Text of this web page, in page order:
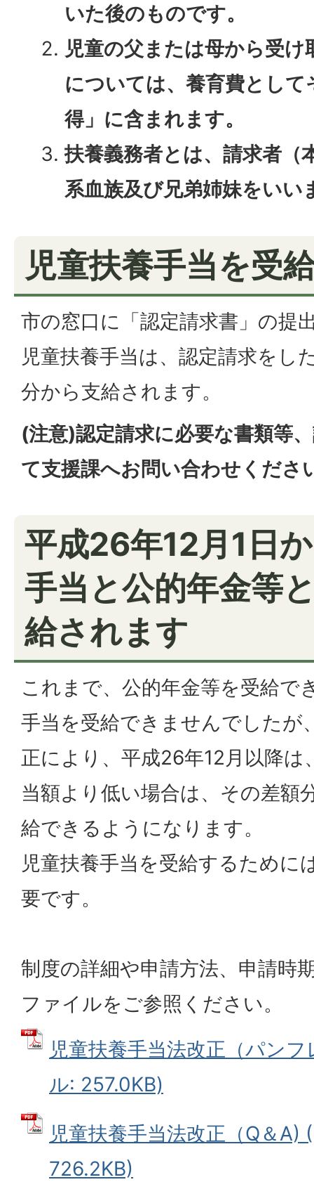
いた後のものです。
児童の父または母から受け
については、養育費とし
得」に含まれます。
扶養義務者とは、請求者（
系血族及び兄弟姉妹をいい
児童扶養手当を受
市の窓口に「認定請求書」の提
児童扶養手当は、認定請求をし
分から支給されます。
(注意)認定請求に必要な書類等
て支援課へお問い合わせくださ
平成26年12月1日
手当と公的年金等
給されます
これまで、公的年金等を受給で
手当を受給できませんでしたが
正により、平成26年12月以降は
当額より低い場合は、その差額
給できるようになります。
児童扶養手当を受給するために
要です。
制度の詳細や申請方法、申請時
ファイルをご参照ください。
児童扶養手当法改正（パン
ル: 257.0KB)
児童扶養手当法改正（Q＆A)
726.2KB)